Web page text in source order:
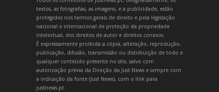
textos, as fotografias, as imagens, e a publicidade, estão
protegidos nos termos gerais de direito e pela legislação
nacional e internacional de proteção da propriedade
intelectual, dos direitos de autor e direitos conexos.
É expressamente proibida a cópia, alteração, reprodução,
publicação, difusão, transmissão ou distribuição de todo e
qualquer conteúdo presente no site, salvo com
autorização prévia da Direção da Just News e sempre com
a indicação da fonte (Just News), com o link para
justnews.pt.